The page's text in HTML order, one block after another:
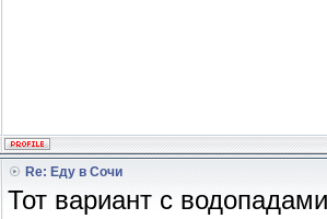
Re: Еду в Сочи
Тот вариант с